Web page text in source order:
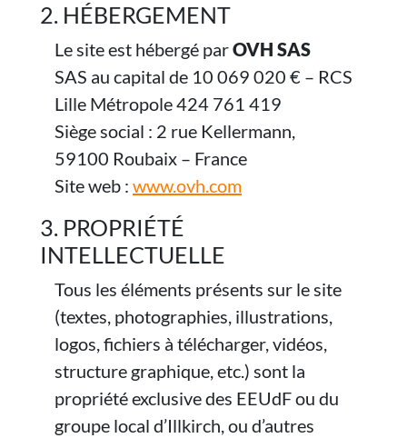
2. HÉBERGEMENT
Le site est hébergé parOVH SAS
SAS au capital de 10 069 020 € – RCS
Lille Métropole 424 761 419
Siège social : 2 rue Kellermann,
59100 Roubaix – France
Site web : www.ovh.com
3. PROPRIÉTÉ
INTELLECTUELLE
Tous les éléments présents sur le site
(textes, photographies, illustrations,
logos, fichiers à télécharger, vidéos,
structure graphique, etc.) sont la
propriété exclusive des EEUdF ou du
groupe local d’Illkirch, ou d’autres